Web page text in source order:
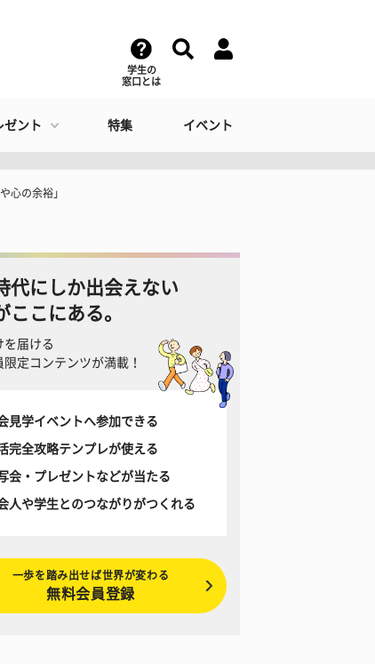
学生の
窓口とは
ゼント 特集 イベント
心の余裕」
代にしか出会えない
ここにある。
を届ける
限定コンテンツが満載！
見学イベントへ参加できる
完全攻略テンプレが使える
会・プレゼントなどが当たる
人や学生とのつながりがつくれる
一歩を踏み出せば世界が変わる
無料会員登録